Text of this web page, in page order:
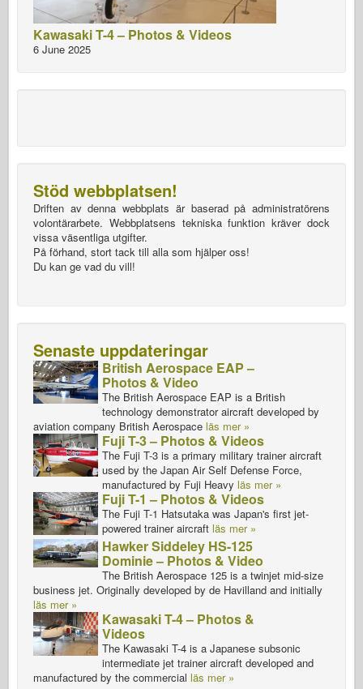
Kawasaki T-4 – Photos & Videos
6 June 2025
Stöd webbplatsen!
Driften av denna webbplats är baserad på administratörens
volontärarbete. Webbplatsens tekniska funktion kräver dock
vissa väsentliga utgifter.
På förhand, stort tack till alla som hjälper oss!
Du kan ge vad du vill!
Senaste uppdateringar
British Aerospace EAP –
Photos & Video
The British Aerospace EAP is a British
technology demonstrator aircraft developed by
aviation company British Aerospace läs mer »
Fuji T-3 – Photos & Videos
The Fuji T-3 is a primary military trainer aircraft
used by the Japan Air Self Defense Force,
manufactured by Fuji Heavy läs mer »
Fuji T-1 – Photos & Videos
The Fuji T-1 Hatsutaka was Japan's first jet-
powered trainer aircraft läs mer »
Hawker Siddeley HS-125
Dominie – Photos & Video
The British Aerospace 125 is a twinjet mid-size
business jet. Originally developed by de Havilland and initially
läs mer »
Kawasaki T-4 – Photos &
Videos
The Kawasaki T-4 is a Japanese subsonic
intermediate jet trainer aircraft developed and
manufactured by the commercial läs mer »